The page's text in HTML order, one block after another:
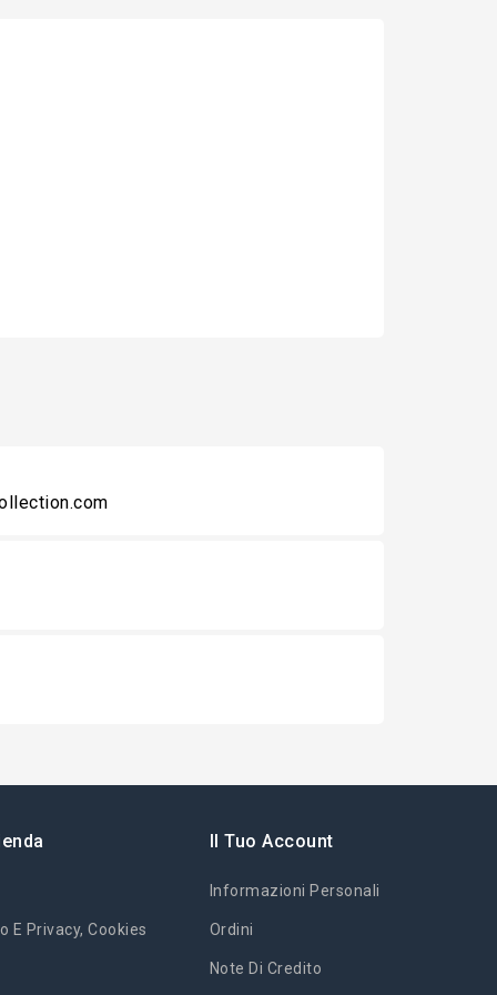
E Privacy, Cookies
Il Tuo Account
Informazioni Personali
Ordini
Note Di Credito